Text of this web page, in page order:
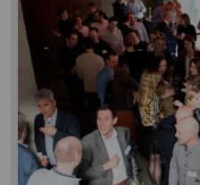
seminar
2026